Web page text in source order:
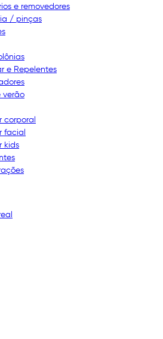
e removedores
/ pinças
e Repelentes
verão
corporal
facial
kids